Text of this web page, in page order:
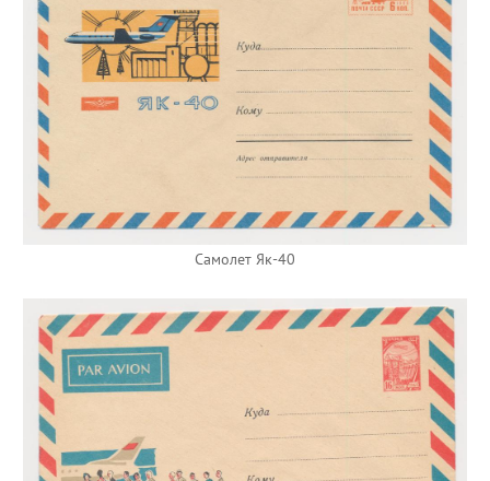
Самолет Як-40